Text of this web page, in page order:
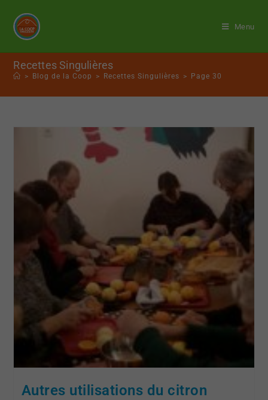
Menu
Recettes Singulières
> Blog de la Coop > Recettes Singulières > Page 30
Autres utilisations du citron